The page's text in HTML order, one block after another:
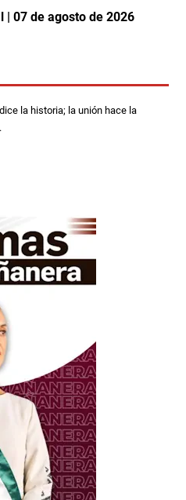
| 07 de agosto de 2026
la historia; la unión hace la